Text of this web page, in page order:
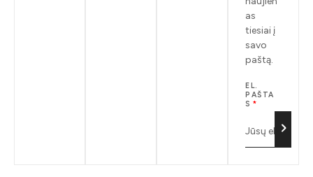
as
tiesiai į
savo
paštą.
EL.
PAŠTA
S